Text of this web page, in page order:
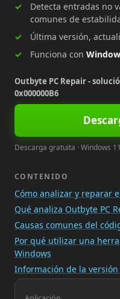
Detecta entradas no
comunes de
Última versión,
Funciona con
Outbyte PC Repair -
0x000000B6
Descarga gratuita · Windows
CONTENIDO
Cómo analizar y reparar
Qué analiza Outbyte PC
Causas comunes del
Por qué utilizar una
Windows
Información de la